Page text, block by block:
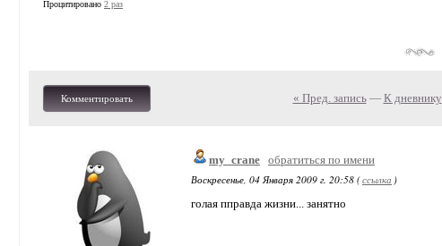
Процитировано 2 раз
Комментировать « Пред. запись— К дневнику
my_crane обратиться по имени
Воскресенье, 04 Января 2009 г. 20:58 (ссылка )
голая пправда жизни... занятно